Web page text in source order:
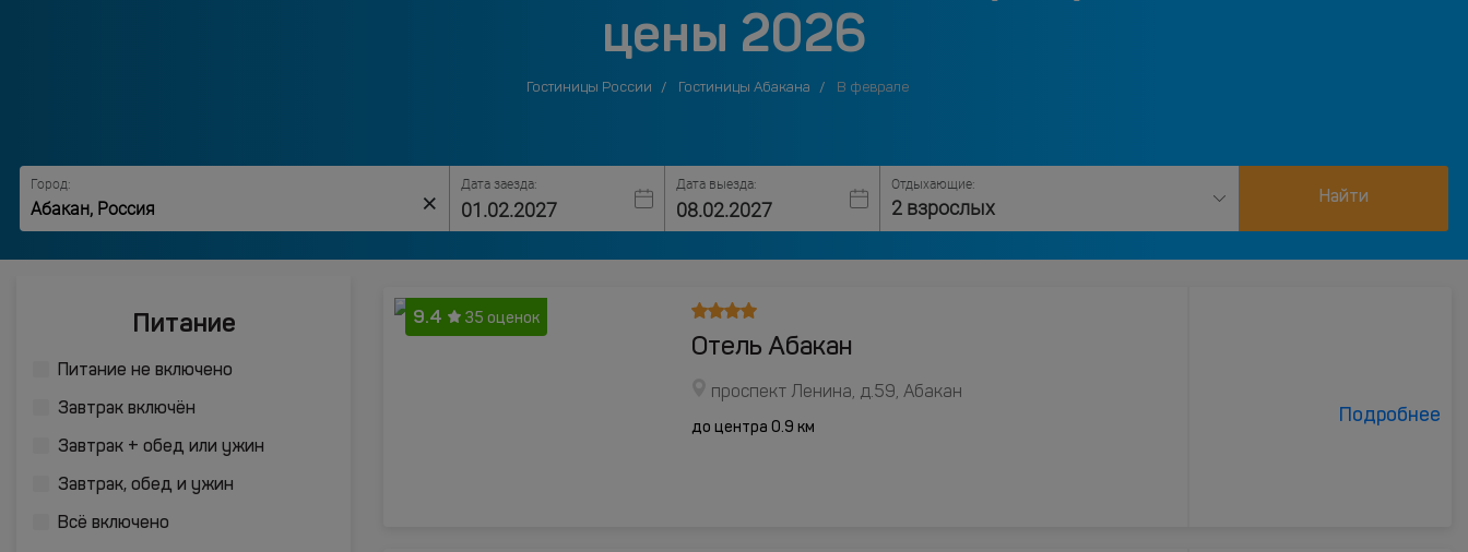
цены 2026
Гостиницы России Гостиницы Абакана В феврале
Город:
×
Дата заезда: Дата выезда: Отдыхающие:
2 взрослых Найти
Питание
Питание не включено
Завтрак включён
Завтрак + обед или ужин
Завтрак, обед и ужин
Всё включено
9.4 35 оценок
Отель Абакан
проспект Ленина, д.59, Абакан
до центра 0.9 км
Подробнее